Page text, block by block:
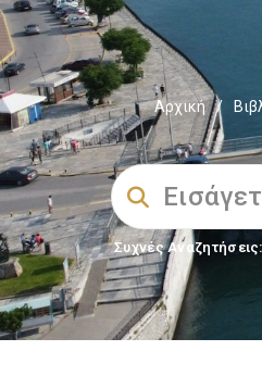
Αρχική /
Συχνές Αναζητήσεις: